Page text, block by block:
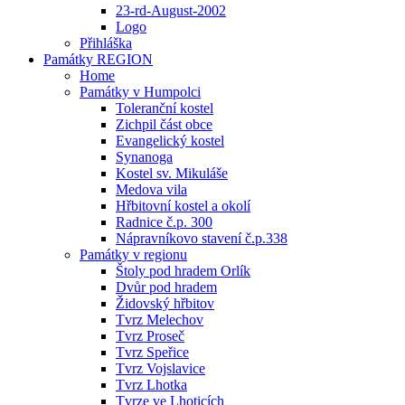
23-rd-August-2002
Logo
Přihláška
Památky REGION
Home
Památky v Humpolci
Toleranční kostel
Zichpil část obce
Evangelický kostel
Synanoga
Kostel sv. Mikuláše
Medova vila
Hřbitovní kostel a okolí
Radnice č.p. 300
Nápravníkovo stavení č.p.338
Památky v regionu
Štoly pod hradem Orlík
Dvůr pod hradem
Židovský hřbitov
Tvrz Melechov
Tvrz Proseč
Tvrz Speřice
Tvrz Vojslavice
Tvrz Lhotka
Tvrze ve Lhoticích